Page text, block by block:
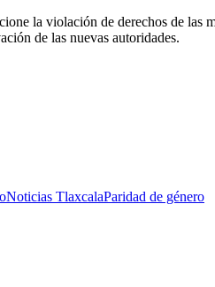
la violación de derechos de las
de las nuevas autoridades.
Noticias TlaxcalaParidad de género